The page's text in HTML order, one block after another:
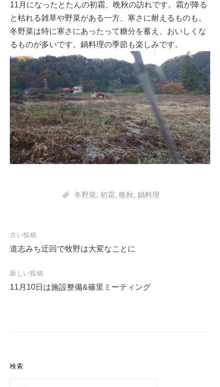
11月になったとたんの初霜、晩秋の訪れです。霜が降る
と枯れる雑草や野菜がある一方、寒さに耐えるものも。
冬野菜は特に寒さにあったって糖分を蓄え、おいしくな
るものが多いです。鍋料理の季節も楽しみです。
冬野菜, 初霜, 晩秋, 鍋料理
投
稿
ナ
ビ
古い投稿
道志みち迂回で牧野は大変なことに
新しい投稿
11月10日は施設整備&篠里ミーティング
検索